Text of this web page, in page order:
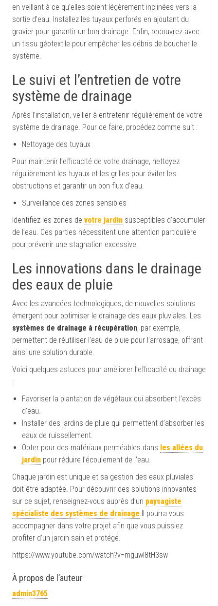
en veillant à ce qu’elles soient légèrement inclinées vers la
sortie d’eau. Installez les tuyaux perforés en ajoutant du
gravier pour garantir un bon drainage. Enfin, recouvrez avec
un tissu géotextile pour empêcher les débris de boucher le
système.
Le suivi et l’entretien de votre
système de drainage
Après l’installation, veiller à entretenir régulièrement de votre
système de drainage. Pour ce faire, procédez comme suit :
Nettoyage des tuyaux
Pour maintenir l’efficacité de votre drainage, nettoyez
régulièrement les tuyaux et les grilles pour éviter les
obstructions et garantir un bon flux d’eau.
Surveillance des zones sensibles
Identifiez les zones de votre jardin susceptibles d’accumuler
de l’eau. Ces parties nécessitent une attention particulière
pour prévenir une stagnation excessive.
Les innovations dans le drainage
des eaux de pluie
Avec les avancées technologiques, de nouvelles solutions
émergent pour optimiser le drainage des eaux pluviales. Les
systèmes de drainage à récupération, par exemple,
permettent de réutiliser l’eau de pluie pour l’arrosage, offrant
ainsi une solution durable.
Voici quelques astuces pour améliorer l’efficacité du drainage
:
Favoriser la plantation de végétaux qui absorbent l’excès
d’eau.
Installer des jardins de pluie qui permettent d’absorber les
eaux de ruissellement.
Opter pour des matériaux perméables dans les allées du
jardin pour réduire l’écoulement de l’eau.
Chaque jardin est unique et sa gestion des eaux pluviales
doit être adaptée. Pour découvrir des solutions innovantes
sur ce sujet, renseignez-vous auprès d’un paysagiste
spécialiste des systèmes de drainage.Il pourra vous
accompagner dans votre projet afin que vous puissiez
profiter d’un jardin sain et protégé.
https://www.youtube.com/watch?v=mguwI8tH3sw
À propos de l’auteur
admin3765